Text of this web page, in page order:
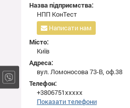
Назва підприємства:
НПП КонТест
Написати нам
Місто:
Київ
Адреса:
вул. Ломоносова 73-В, оф.38
Телефон:
+3806751xxxxx
Показати телефони